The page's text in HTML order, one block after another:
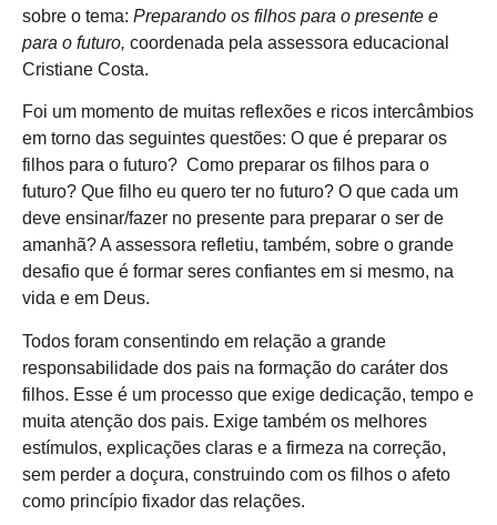
sobre o tema: Preparando os filhos para o presente e
para o futuro, coordenada pela assessora educacional
Cristiane Costa.
Foi um momento de muitas reflexões e ricos intercâmbios
em torno das seguintes questões: O que é preparar os
filhos para o futuro? Como preparar os filhos para o
futuro? Que filho eu quero ter no futuro? O que cada um
deve ensinar/fazer no presente para preparar o ser de
amanhã? A assessora refletiu, também, sobre o grande
desafio que é formar seres confiantes em si mesmo, na
vida e em Deus.
Todos foram consentindo em relação a grande
responsabilidade dos pais na formação do caráter dos
filhos. Esse é um processo que exige dedicação, tempo e
muita atenção dos pais. Exige também os melhores
estímulos, explicações claras e a firmeza na correção,
sem perder a doçura, construindo com os filhos o afeto
como princípio fixador das relações.